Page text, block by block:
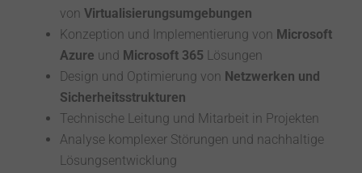
von Virtualisierungsumgebungen
Konzeption und Implementierung von Microsoft
Azure und Microsoft 365 Lösungen
Design und Optimierung von Netzwerken und
Sicherheitsstrukturen
Technische Leitung und Mitarbeit in Projekten
Analyse komplexer Störungen und nachhaltige
Lösungsentwicklung